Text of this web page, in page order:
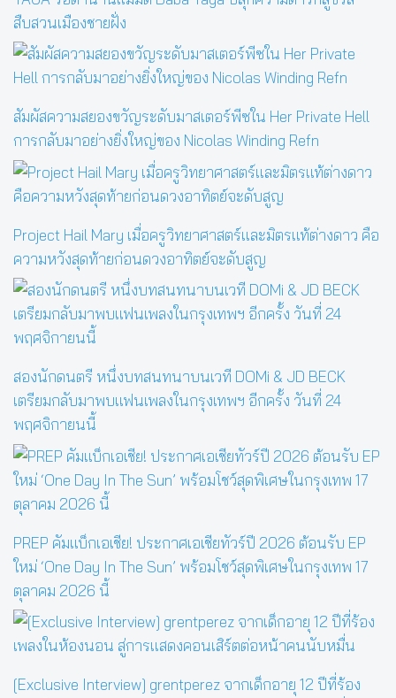
สืบสวนเมืองชายฝั่ง
สัมผัสความสยองขวัญระดับมาสเตอร์พีซใน Her Private Hell
การกลับมาอย่างยิ่งใหญ่ของ Nicolas Winding Refn
Project Hail Mary เมื่อครูวิทยาศาสตร์และมิตรแท้ต่างดาว คือ
ความหวังสุดท้ายก่อนดวงอาทิตย์จะดับสูญ
สองนักดนตรี หนึ่งบทสนทนาบนเวที DOMi & JD BECK
เตรียมกลับมาพบแฟนเพลงในกรุงเทพฯ อีกครั้ง วันที่ 24
พฤศจิกายนนี้
PREP คัมแบ็กเอเชีย! ประกาศเอเชียทัวร์ปี 2026 ต้อนรับ EP
ใหม่ ‘One Day In The Sun’ พร้อมโชว์สุดพิเศษในกรุงเทพ 17
ตุลาคม 2026 นี้
[Exclusive Interview] grentperez จากเด็กอายุ 12 ปีที่ร้อง